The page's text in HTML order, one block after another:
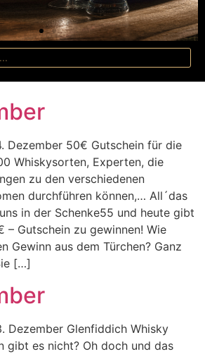
Dezember 50€ Gutschein für die
Whiskysorten, Experten, die
zu den verschiedenen
durchführen können,… All´das
in der Schenke55 und heute gibt
– Gutschein zu gewinnen! Wie
Gewinn aus dem Türchen? Ganz
[…]
Dezember Glenfiddich Whisky
gibt es nicht? Oh doch und das